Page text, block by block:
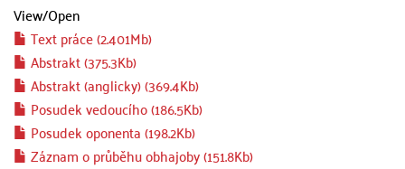
View/Open
Text práce (2.401Mb)
Abstrakt (375.3Kb)
Abstrakt (anglicky) (369.4Kb)
Posudek vedoucího (186.5Kb)
Posudek oponenta (198.2Kb)
Záznam o průběhu obhajoby (151.8Kb)